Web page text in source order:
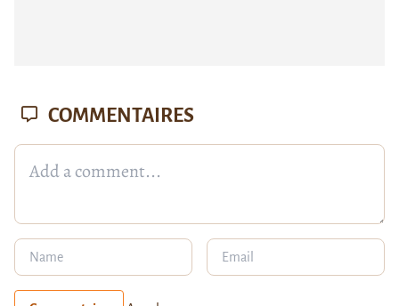
COMMENTAIRES